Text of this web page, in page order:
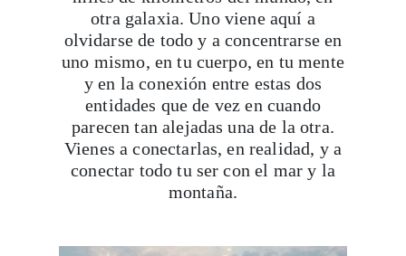
uno mismo, en tu cuerpo, en tu mente
y en la conexión entre estas dos
entidades que de vez en cuando
parecen tan alejadas una de la otra.
Vienes a conectarlas, en realidad, y a
conectar todo tu ser con el mar y la
montaña.